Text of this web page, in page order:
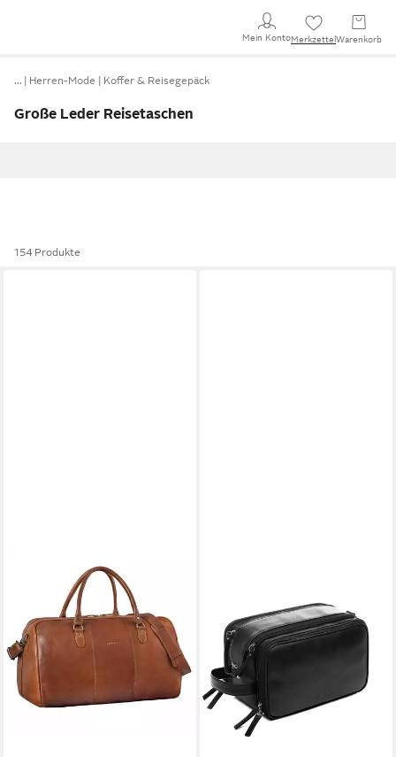
Mein KontoMerkzettel Warenkorb
… Herren-Mode Koffer & Reisegepäck
Große Leder Reisetaschen
154 Produkte